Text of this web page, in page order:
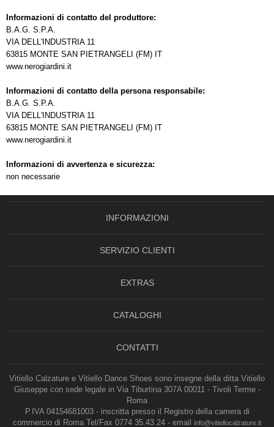
Informazioni di contatto del produttore:
B.A.G. S.P.A.
VIA DELL'INDUSTRIA 11
63815 MONTE SAN PIETRANGELI (FM) IT
www.nerogiardini.it
Informazioni di contatto della persona responsabile:
B.A.G. S.P.A.
VIA DELL'INDUSTRIA 11
63815 MONTE SAN PIETRANGELI (FM) IT
www.nerogiardini.it
Informazioni di avvertenza e sicurezza:
non necessarie
INFORMAZIONI
SERVIZIO CLIENTI
EXTRAS
CATALOGHI
CONTATTI
Vitiello Calzature e Vitiello Dance Shoes sono insegne della ditta Vitiello
Giuseppe con sede legale in Via Tiburtina 307A 00011 - Tivoli Terme -
Roma
P.IVA 04154681003 - inscritta presso il Registro della camera di
commercio di Roma Tel/Fax 0774 35.43.24 - email
info@vitiellocalzature.it